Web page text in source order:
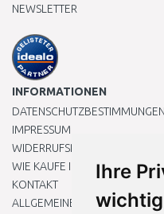
Ihre
wichtig
NEWSLETTER
INFORMATIONEN
DATENSCHUTZBESTIMMUNGEN
IMPRESSUM
WIDERRUFSRECHT
WIE KAUFE ICH EIN?
KONTAKT
ALLGEMEINEN